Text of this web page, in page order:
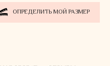
ОПРЕДЕЛИТЬ МОЙ РАЗМЕР